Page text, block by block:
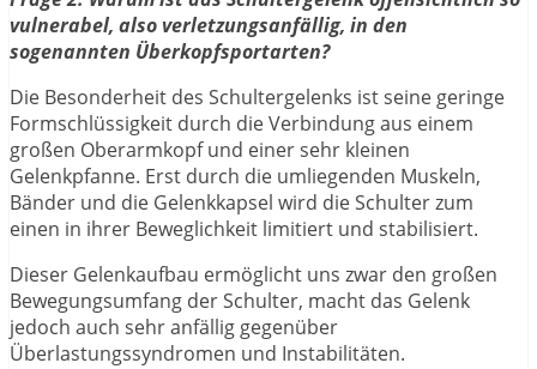
vulnerabel, also verletzungsanfällig, in den
sogenannten Überkopfsportarten?
Die Besonderheit des Schultergelenks ist seine geringe
Formschlüssigkeit durch die Verbindung aus einem
großen Oberarmkopf und einer sehr kleinen
Gelenkpfanne. Erst durch die umliegenden Muskeln,
Bänder und die Gelenkkapsel wird die Schulter zum
einen in ihrer Beweglichkeit limitiert und stabilisiert.
Dieser Gelenkaufbau ermöglicht uns zwar den großen
Bewegungsumfang der Schulter, macht das Gelenk
jedoch auch sehr anfällig gegenüber
Überlastungssyndromen und Instabilitäten.